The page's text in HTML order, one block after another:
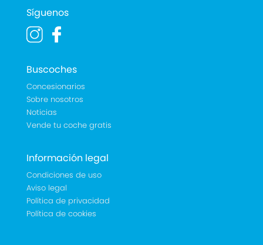
Síguenos
Buscoches
Concesionarios
Sobre nosotros
Noticias
Vende tu coche gratis
Información legal
Condiciones de uso
Aviso legal
Política de privacidad
Política de cookies